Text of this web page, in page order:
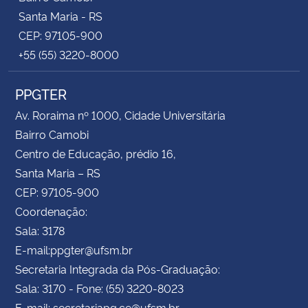
Santa Maria - RS
CEP: 97105-900
+55 (55) 3220-8000
PPGTER
Av. Roraima nº 1000, Cidade Universitária
Bairro Camobi
Centro de Educação, prédio 16,
Santa Maria – RS
CEP: 97105-900
Coordenação:
Sala: 3178
E-mail:ppgter@ufsm.br
Secretaria Integrada da Pós-Graduação:
Sala: 3170 - Fone: (55) 3220-8023